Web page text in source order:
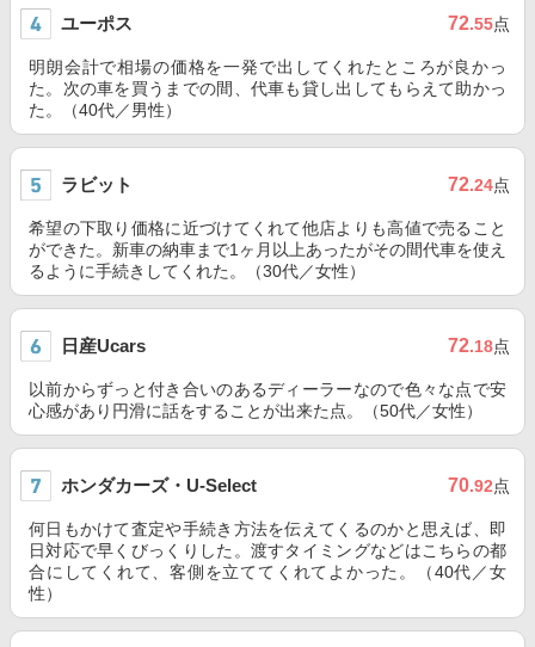
ユーポス 72.55点
明朗会計で相場の価格を一発で出してくれたところが良かっ
た。次の車を買うまでの間、代車も貸し出してもらえて助かっ
た。（40代／男性）
ラビット 72.24点
希望の下取り価格に近づけてくれて他店よりも高値で売ること
ができた。新車の納車まで1ヶ月以上あったがその間代車を使え
るように手続きしてくれた。（30代／女性）
日産Ucars 72.18点
以前からずっと付き合いのあるディーラーなので色々な点で安
心感があり円滑に話をすることが出来た点。（50代／女性）
ホンダカーズ・U-Select 70.92点
何日もかけて査定や手続き方法を伝えてくるのかと思えば、即
日対応で早くびっくりした。渡すタイミングなどはこちらの都
合にしてくれて、客側を立ててくれてよかった。（40代／女
性）